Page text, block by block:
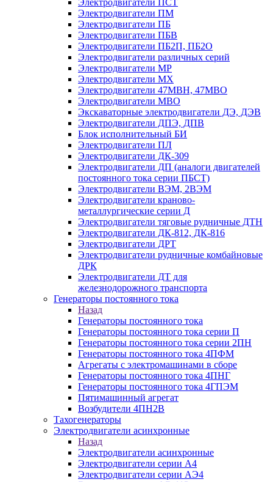
Электродвигатели ПСТ
Электродвигатели ПМ
Электродвигатели ПБ
Электродвигатели ПБВ
Электродвигатели ПБ2П, ПБ2О
Электродвигатели различных серий
Электродвигатели МР
Электродвигатели MX
Электродвигатели 47MBH, 47МВО
Электродвигатели MBO
Экскаваторные электродвигатели ДЭ, ДЭВ
Электродвигатели ДПЭ, ДПВ
Блок исполнительный БИ
Электродвигатели ПЛ
Электродвигатели ДК-309
Электродвигатели ДП (аналоги двигателей
постоянного тока серии ПБСТ)
Электродвигатели ВЭМ, 2ВЭМ
Электродвигатели краново-
металлургические серии Д
Электродвигатели тяговые рудничные ДТН
Электродвигатели ДК-812, ДК-816
Электродвигатели ДРТ
Электродвигатели рудничные комбайновые
ДРК
Электродвигатели ДТ для
железнодорожного транспорта
Генераторы постоянного тока
Назад
Генераторы постоянного тока
Генераторы постоянного тока серии П
Генераторы постоянного тока серии 2ПН
Генераторы постоянного тока 4ПФМ
Агрегаты с электромашинами в сборе
Генераторы постоянного тока 4ПНГ
Генераторы постоянного тока 4ГПЭМ
Пятимашинный агрегат
Возбудители 4ПН2В
Тахогенераторы
Электродвигатели асинхронные
Назад
Электродвигатели асинхронные
Электродвигатели серии А4
Электродвигатели серии АЭ4